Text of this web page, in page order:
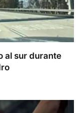
al sur durante